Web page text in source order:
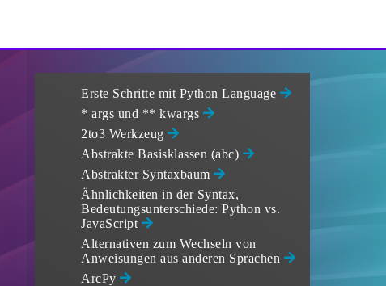
Erste Schritte mit Python Language
* args und ** kwargs
2to3 Werkzeug
Abstrakte Basisklassen (abc)
Abstrakter Syntaxbaum
Ähnlichkeiten in der Syntax,
Bedeutungsunterschiede: Python vs.
JavaScript
Alternativen zum Wechseln von
Anweisungen aus anderen Sprachen
ArcPy